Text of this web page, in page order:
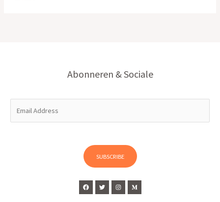
Abonneren & Sociale
SUBSCRIBE